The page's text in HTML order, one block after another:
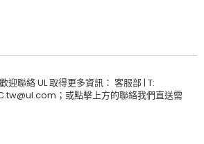
迎聯絡 UL 取得更多資訊： 客服部 | T:
；或點擊上方的聯絡我們直送需